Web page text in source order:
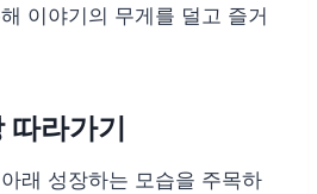
이야기의 무게를 덜고 즐거
따라가기
래 성장하는 모습을 주목하